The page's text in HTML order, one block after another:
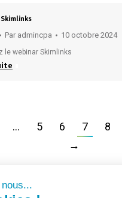
Skimlinks
Par admincpa 10 octobre 2024
le webinar Skimlinks
… 5 6 7 8
→